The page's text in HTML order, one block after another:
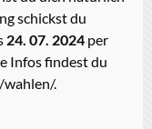
schickst du
24. 07. 2024 per
Infos findest du
.